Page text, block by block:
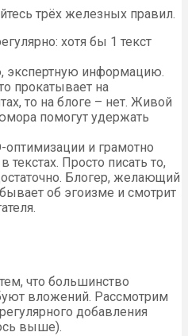
трёх железных правил.
хотя бы 1 текст
экспертную информацию.
прокатывает на
то на блоге – нет. Живой
помогут удержать
оптимизации и грамотно
Просто писать то,
Блогер, желающий
об эгоизме и смотрит
что большинство
вложений. Рассмотрим
добавления
выше).